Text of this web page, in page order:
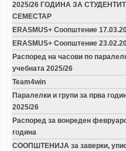
2025/26 ГОДИНА ЗА
СЕМЕСТАР
ERASMUS+ Соопштение
ERASMUS+ Соопштение
Распоред на часови по
учебната 2025/26
Team4win
Паралелки и групи за прва
2025/26
Распоред за вонреден
година
СООПШТЕНИЈА за заверки,